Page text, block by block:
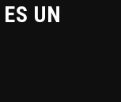
UN